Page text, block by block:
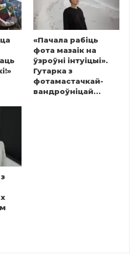
«Пачала рабіць
фота мазаік на
ўзроўні інтуіцыі».
Гутарка з
фотамастачкай-
вандроўніцай…